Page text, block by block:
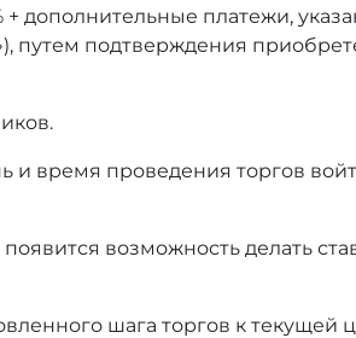
+ дополнительные платежи,
путем подтверждения
и время проведения торгов
возможность делать
шага торгов к текущей